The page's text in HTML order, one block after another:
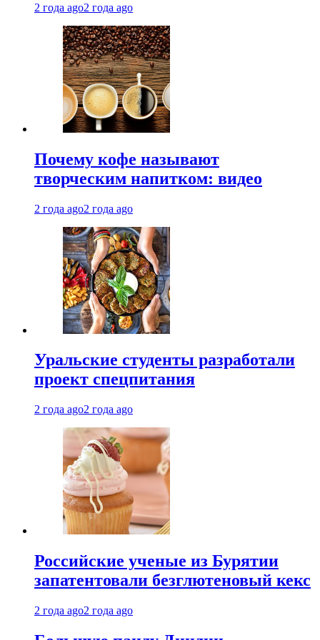
2 года ago2 года ago
Почему кофе называют
творческим напитком: видео
2 года ago2 года ago
Уральские студенты разработали
проект спецпитания
2 года ago2 года ago
Российские ученые из Бурятии
запатентовали безглютеновый кекс
2 года ago2 года ago